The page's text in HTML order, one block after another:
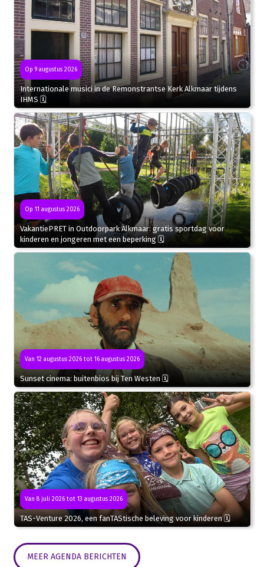
Op 9 augustus 2026
Internationale musici in de Remonstrantse Kerk Alkmaar tijdens
IHMS 🗓
Op 11 augustus 2026
VakantiePRET in Outdoorpark Alkmaar: gratis sportdag voor
kinderen en jongeren met een beperking 🗓
Van 12 augustus 2026 tot 16 augustus 2026
Sunset cinema: buitenbios bij Ten Westen 🗓
Van 8 juli 2026 tot 13 augustus 2026
TAS-Venture 2026, een fanTAStische beleving voor kinderen 🗓
MEER AGENDA BERICHTEN